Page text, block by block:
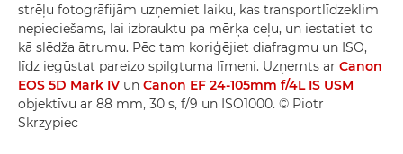
strēļu fotogrāfijām uzņemiet laiku, kas transportlīdzeklim
nepieciešams, lai izbrauktu pa mērķa ceļu, un iestatiet to
kā slēdža ātrumu. Pēc tam koriģējiet diafragmu un ISO,
līdz iegūstat pareizo spilgtuma līmeni. Uzņemts ar Canon
EOS 5D Mark IV un Canon EF 24-105mm f/4L IS USM
objektīvu ar 88 mm, 30 s, f/9 un ISO1000. © Piotr
Skrzypiec